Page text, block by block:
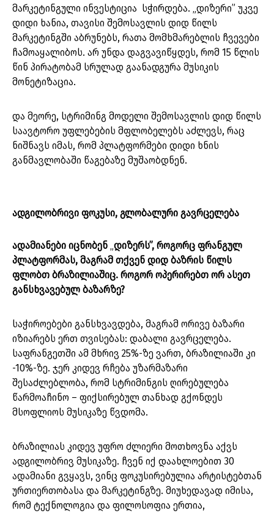
მარკეტინგული ინვესტიცია სჭირდება. „დიზერი” უკვე
დიდი ხანია, თავისი შემოსავლის დიდ წილს
მარკეტინგში აბრუნებს, რათა მომხმარებლის ჩვევები
ჩამოაყალიბოს. არ უნდა დაგვავიწყდეს, რომ 15 წლის
წინ პირატობამ სრულად გაანადგურა მუსიკის
მონეტიზაცია.
და მეორე, სტრიმინგ მოდელი შემოსავლის დიდ წილს
საავტორო უფლებების მფლობელებს აძლევს, რაც
ნიშნავს იმას, რომ პლატფორმები დიდი ხნის
განმავლობაში წაგებაზე მუშაობდნენ.
ადგილობრივი ფოკუსი, გლობალური გავრცელება
ადამიანები იცნობენ დიზერს”, როგორც ფრანგულ
პლატფორმას, მაგრამ თქვენ დიდ ბაზრის წილს
ფლობთ ბრაზილიაშიც. როგორ ოპერირებთ ორ ასეთ
განსხვავებულ ბაზარზე?
საჭიროებები განსხვავდება, მაგრამ ორივე ბაზარი
იზიარებს ერთ თვისებას: დაბალი გავრცელება.
საფრანგეთში ამ მხრივ 25%-ზე ვართ, ბრაზილიაში კი
-10%-ზე. ჯერ კიდევ რჩება უზარმაზარი
შესაძლებლობა, რომ სტრიმინგის ღირებულება
წარმოაჩინო – ფიქსირებულ თანხად გქონდეს
მსოფლიოს მუსიკაზე წვდომა.
ბრაზილიას კიდევ უფრო ძლიერი მოთხოვნა აქვს
ადგილობრივ მუსიკაზე. ჩვენ იქ დაახლოებით 30
ადამიანი გვყავს, ვინც ფოკუსირებულია არტისტებთან
ურთიერთობასა და მარკეტინგზე. მიუხედავად იმისა,
რომ ტექნოლოგია და ფილოსოფია ერთია,